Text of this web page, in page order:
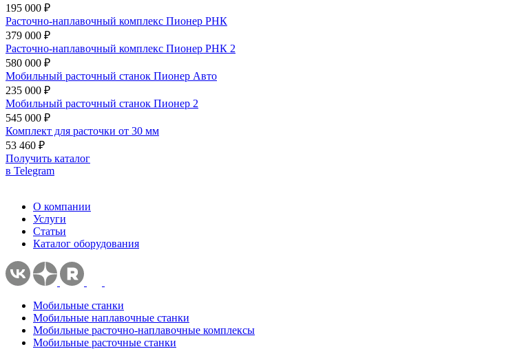
195 000 ₽
Расточно-наплавочный комплекс Пионер РНК
379 000 ₽
Расточно-наплавочный комплекс Пионер РНК 2
580 000 ₽
Мобильный расточный станок Пионер Авто
235 000 ₽
Мобильный расточный станок Пионер 2
545 000 ₽
Комплект для расточки от 30 мм
53 460 ₽
Получить каталог
в Telegram
О компании
Услуги
Статьи
Каталог оборудования
Мобильные станки
Мобильные наплавочные станки
Мобильные расточно-наплавочные комплексы
Мобильные расточные станки